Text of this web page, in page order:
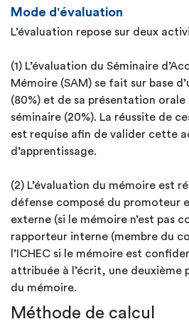
Mode d'évaluation
L’évaluation repose sur deux
(1) L’évaluation du Séminaire
Mémoire (SAM) se fait sur base
(80%) et de sa présentation orale
séminaire (20%). La réussite de
est requise afin de valider cette
d’apprentissage.
(2) L’évaluation du mémoire est
défense composé du promoteur
externe (si le mémoire n’est pas
rapporteur interne (membre du
l’ICHEC si le mémoire est
attribuée à l’écrit, une deuxième
du mémoire.
Méthode de calcul